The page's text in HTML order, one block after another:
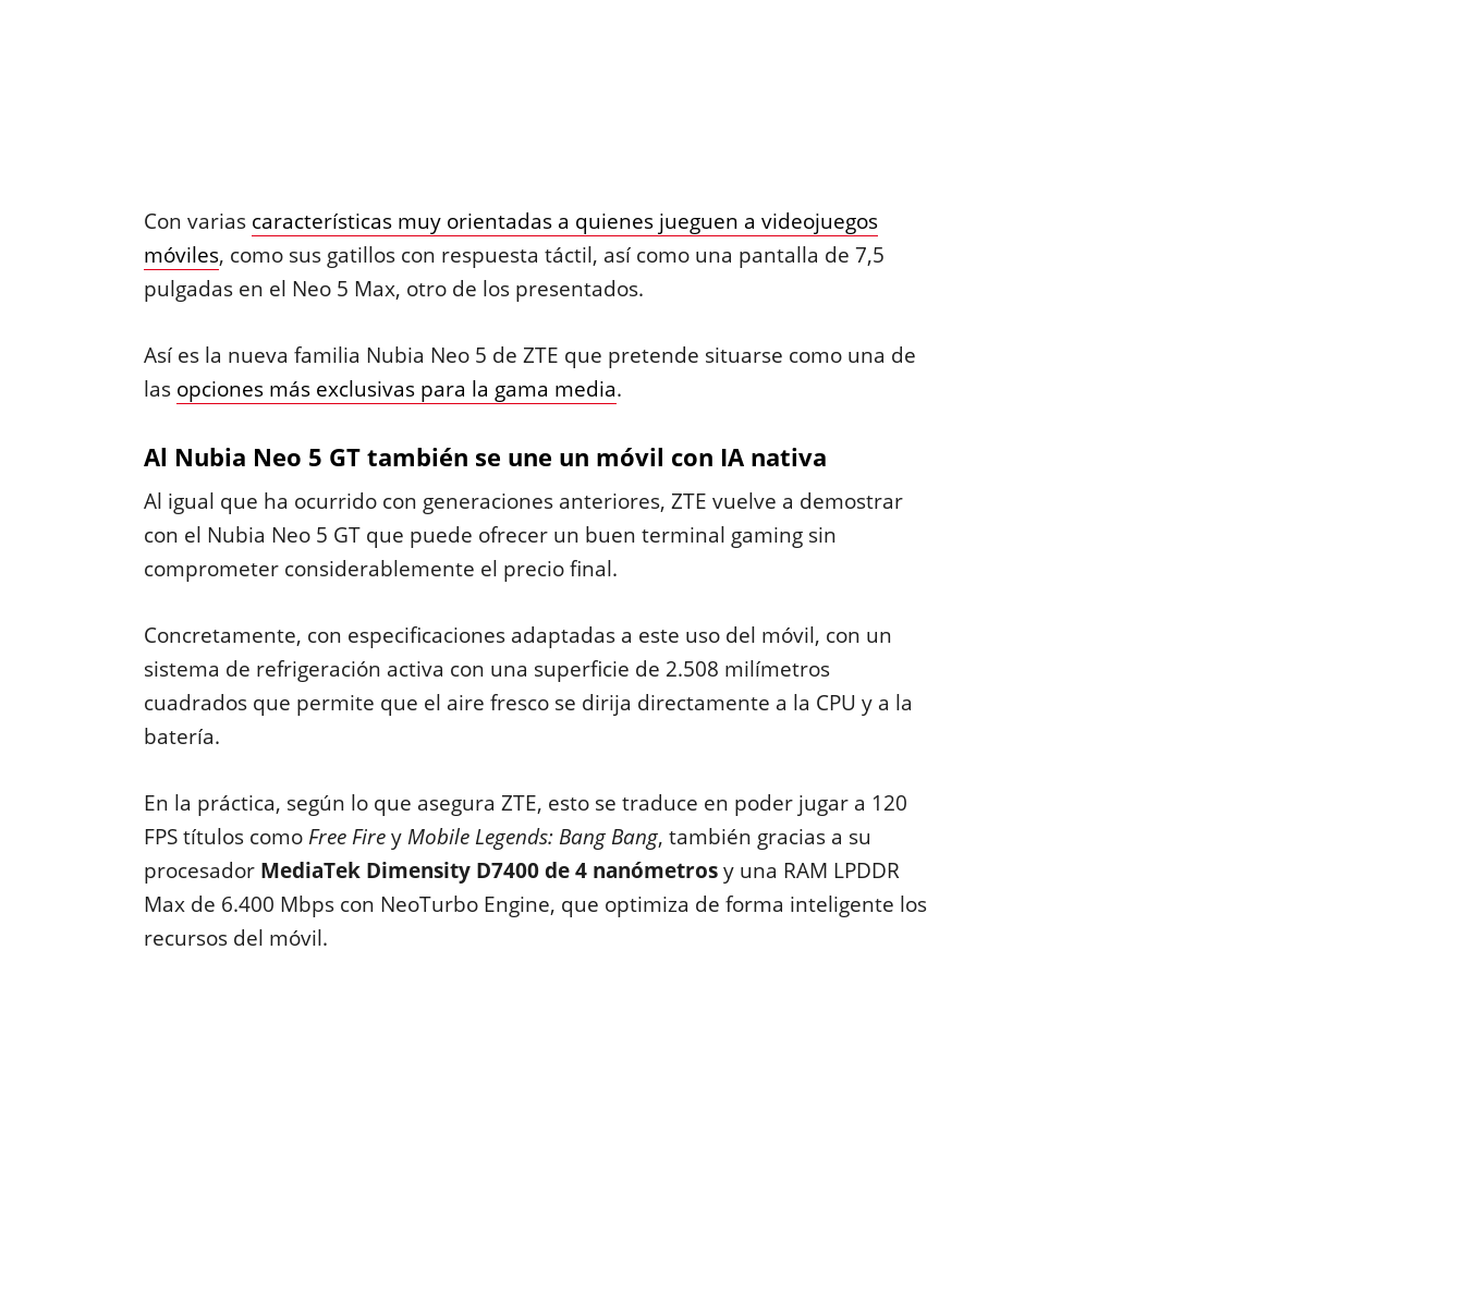
Con varias características muy orientadas a quienes jueguen a videojuegos
móviles, como sus gatillos con respuesta táctil, así como una pantalla de 7,5
pulgadas en el Neo 5 Max, otro de los presentados.
Así es la nueva familia Nubia Neo 5 de ZTE que pretende situarse como una de
las opciones más exclusivas para la gama media.
Al Nubia Neo 5 GT también se une un móvil con IA nativa
Al igual que ha ocurrido con generaciones anteriores, ZTE vuelve a demostrar
con el Nubia Neo 5 GT que puede ofrecer un buen terminal gaming sin
comprometer considerablemente el precio final.
Concretamente, con especificaciones adaptadas a este uso del móvil, con un
sistema de refrigeración activa con una superficie de 2.508 milímetros
cuadrados que permite que el aire fresco se dirija directamente a la CPU y a la
batería.
En la práctica, según lo que asegura ZTE, esto se traduce en poder jugar a 120
FPS títulos como Free FireyMobile Legends: Bang Bang, también gracias a su
procesador MediaTek Dimensity D7400 de 4 nanómetrosy una RAM LPDDR
Max de 6.400 Mbps con NeoTurbo Engine, que optimiza de forma inteligente los
recursos del móvil.